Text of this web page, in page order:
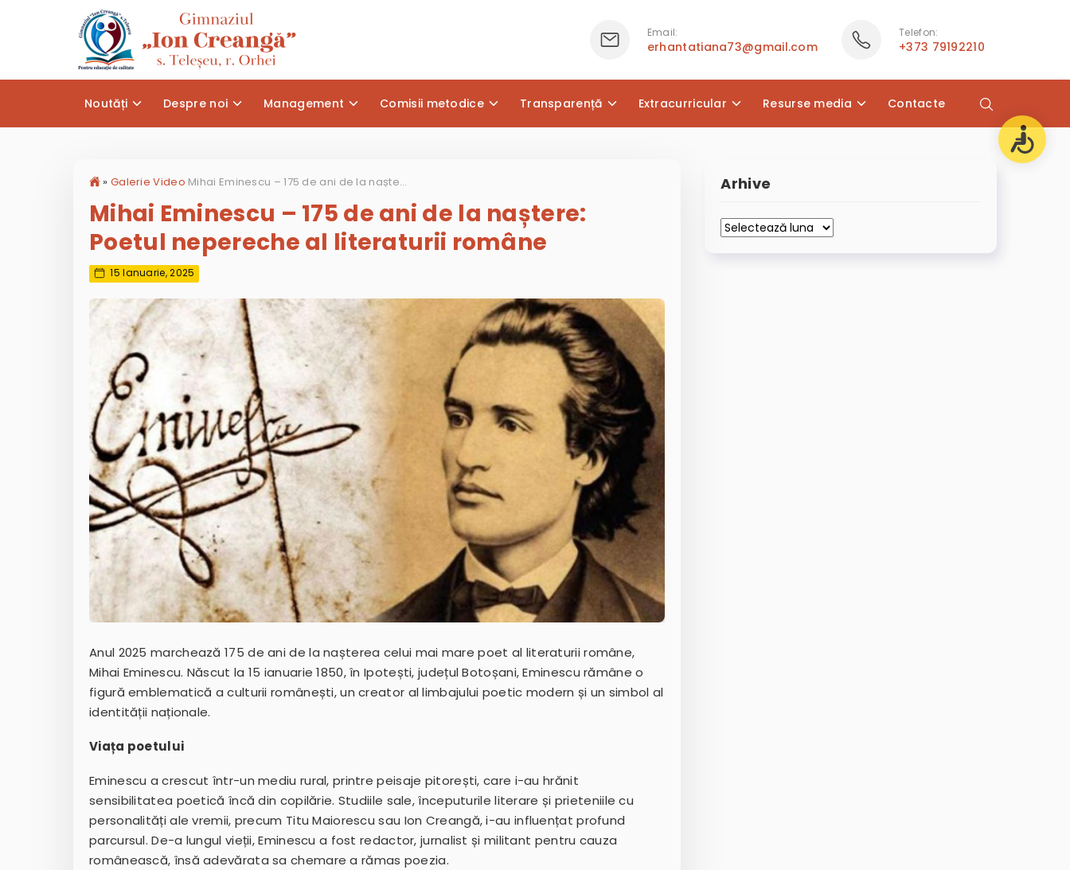
Email:
erhantatiana73@gmail.com
Telefon:
+373 79192210
Noutăți Despre noi Management Comisii metodice Transparență Extracurricular Resurse media Contacte
» Galerie Video Mihai Eminescu – 175 de ani de la naștere: Poetul nepereche al literaturii române
Mihai Eminescu – 175 de ani de la naștere:
Poetul nepereche al literaturii române
15 Ianuarie, 2025
Anul 2025 marchează 175 de ani de la nașterea celui mai mare poet al literaturii române,
Mihai Eminescu. Născut la 15 ianuarie 1850, în Ipotești, județul Botoșani, Eminescu rămâne o
figură emblematică a culturii românești, un creator al limbajului poetic modern și un simbol al
identității naționale.
Viața poetului
Eminescu a crescut într-un mediu rural, printre peisaje pitorești, care i-au hrănit
sensibilitatea poetică încă din copilărie. Studiile sale, începuturile literare și prieteniile cu
personalități ale vremii, precum Titu Maiorescu sau Ion Creangă, i-au influențat profund
parcursul. De-a lungul vieții, Eminescu a fost redactor, jurnalist și militant pentru cauza
românească, însă adevărata sa chemare a rămas poezia.
Arhive
Arhive